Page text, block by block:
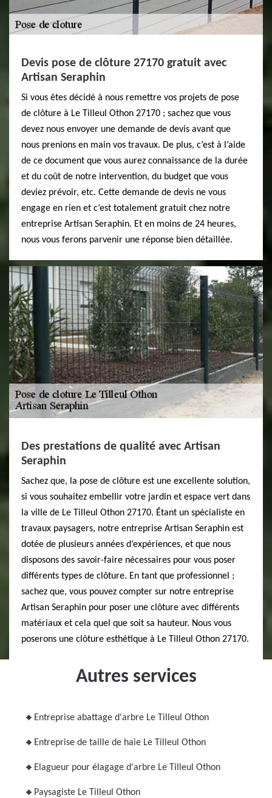
Devis pose de clôture 27170 gratuit avec
Artisan Seraphin
Si vous êtes décidé à nous remettre vos projets de pose
de clôture à Le Tilleul Othon 27170 ; sachez que vous
devez nous envoyer une demande de devis avant que
nous prenions en main vos travaux. De plus, c’est à l’aide
de ce document que vous aurez connaissance de la durée
et du coût de notre intervention, du budget que vous
deviez prévoir, etc. Cette demande de devis ne vous
engage en rien et c’est totalement gratuit chez notre
entreprise Artisan Seraphin. Et en moins de 24 heures,
nous vous ferons parvenir une réponse bien détaillée.
Des prestations de qualité avec Artisan
Seraphin
Sachez que, la pose de clôture est une excellente solution,
si vous souhaitez embellir votre jardin et espace vert dans
la ville de Le Tilleul Othon 27170. Étant un spécialiste en
travaux paysagers, notre entreprise Artisan Seraphin est
dotée de plusieurs années d’expériences, et que nous
disposons des savoir-faire nécessaires pour vous poser
différents types de clôture. En tant que professionnel ;
sachez que, vous pouvez compter sur notre entreprise
Artisan Seraphin pour poser une clôture avec différents
matériaux et cela quel que soit sa hauteur. Nous vous
poserons une clôture esthétique à Le Tilleul Othon 27170.
Autres services
Entreprise abattage d'arbre Le Tilleul Othon
Entreprise de taille de haie Le Tilleul Othon
Elagueur pour élagage d'arbre Le Tilleul Othon
Paysagiste Le Tilleul Othon